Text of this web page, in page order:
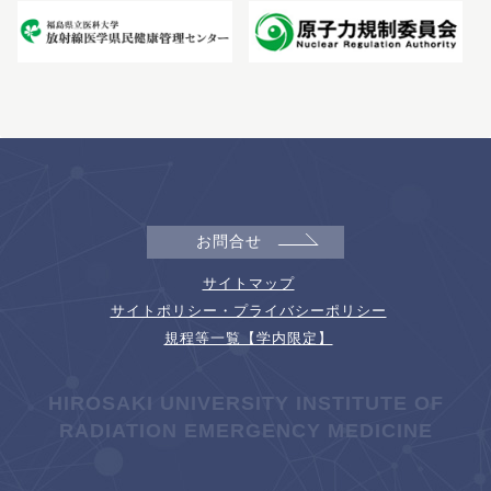
お問合せ
サイトマップ
サイトポリシー・プライバシーポリシー
規程等一覧【学内限定】
HIROSAKI UNIVERSITY INSTITUTE OF
RADIATION EMERGENCY MEDICINE